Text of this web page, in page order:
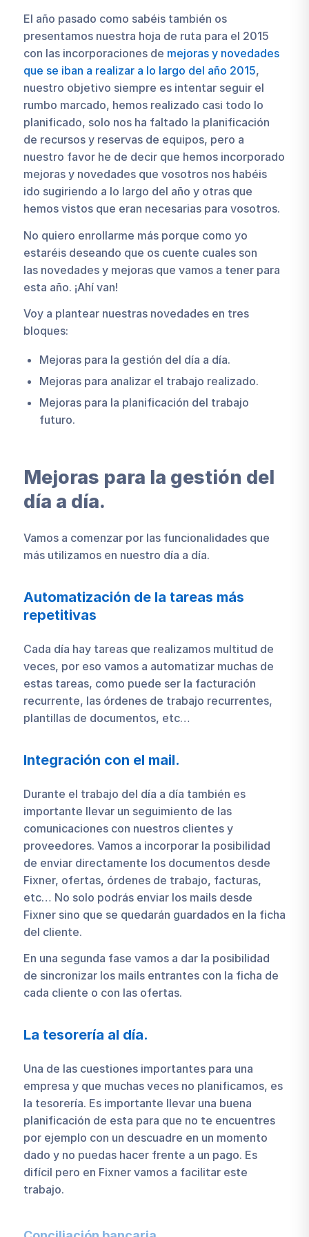
El año pasado como sabéis también os
presentamos nuestra hoja de ruta para el 2015
con las incorporaciones de mejoras y novedades
que se iban a realizar a lo largo del año 2015,
nuestro objetivo siempre es intentar seguir el
rumbo marcado, hemos realizado casi todo lo
planificado, solo nos ha faltado la planificación
de recursos y reservas de equipos, pero a
nuestro favor he de decir que hemos incorporado
mejoras y novedades que vosotros nos habéis
ido sugiriendo a lo largo del año y otras que
hemos vistos que eran necesarias para vosotros.
No quiero enrollarme más porque como yo
estaréis deseando que os cuente cuales son
las novedades y mejoras que vamos a tener para
esta año. ¡Ahí van!
Voy a plantear nuestras novedades en tres
bloques:
Mejoras para la gestión del día a día.
Mejoras para analizar el trabajo realizado.
Mejoras para la planificación del trabajo
futuro.
Mejoras para la gestión del
día a día.
Vamos a comenzar por las funcionalidades que
más utilizamos en nuestro día a día.
Automatización de la tareas más
repetitivas
Cada día hay tareas que realizamos multitud de
veces, por eso vamos a automatizar muchas de
estas tareas, como puede ser la facturación
recurrente, las órdenes de trabajo recurrentes,
plantillas de documentos, etc…
Integración con el mail.
Durante el trabajo del día a día también es
importante llevar un seguimiento de las
comunicaciones con nuestros clientes y
proveedores. Vamos a incorporar la posibilidad
de enviar directamente los documentos desde
Fixner, ofertas, órdenes de trabajo, facturas,
etc… No solo podrás enviar los mails desde
Fixner sino que se quedarán guardados en la ficha
del cliente.
En una segunda fase vamos a dar la posibilidad
de sincronizar los mails entrantes con la ficha de
cada cliente o con las ofertas.
La tesorería al día.
Una de las cuestiones importantes para una
empresa y que muchas veces no planificamos, es
la tesorería. Es importante llevar una buena
planificación de esta para que no te encuentres
por ejemplo con un descuadre en un momento
dado y no puedas hacer frente a un pago. Es
difícil pero en Fixner vamos a facilitar este
trabajo.